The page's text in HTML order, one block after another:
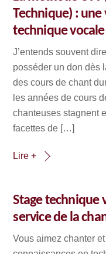
Technique) :
technique vocale
J’entends souvent
posséder un don dès
des cours de chant
les années de cours
chanteuses stagnent
facettes de […]
Lire +
Stage technique
service de la
Vous aimez chanter